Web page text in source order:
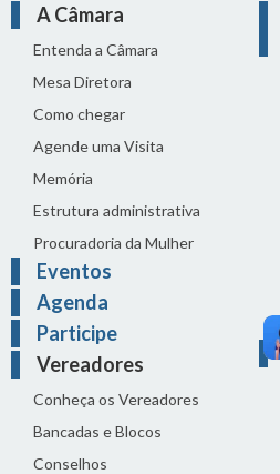
A Câmara
Entenda a Câmara
Mesa Diretora
Como chegar
Agende uma Visita
Memória
Estrutura administrativa
Procuradoria da Mulher
Eventos
Agenda
Participe
Vereadores
Conheça os Vereadores
Bancadas e Blocos
Conselhos